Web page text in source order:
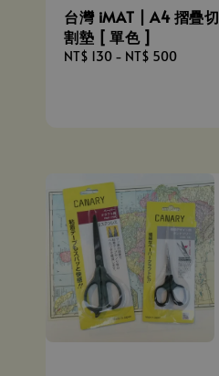
台灣 iMAT | A4 摺疊切
割墊 [ 單色 ]
Regular
NT$ 130 - NT$ 500